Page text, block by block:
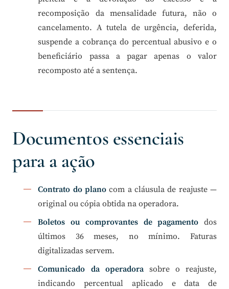
recomposição da mensalidade futura, não o
cancelamento. A tutela de urgência, deferida,
suspende a cobrança do percentual abusivo e o
beneficiário passa a pagar apenas o valor
recomposto até a sentença.
Documentos essenciais
para a ação
Contrato do plano com a cláusula de reajuste —
original ou cópia obtida na operadora.
Boletos ou comprovantes de pagamento dos
últimos 36 meses, no mínimo. Faturas
digitalizadas servem.
Comunicado da operadorasobre o reajuste,
indicando percentual aplicado e data de